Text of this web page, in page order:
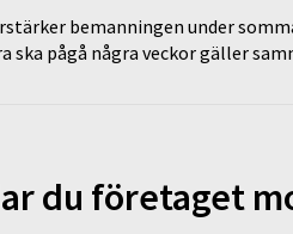
bemanningen under
ska pågå några veckor gäller
du företaget